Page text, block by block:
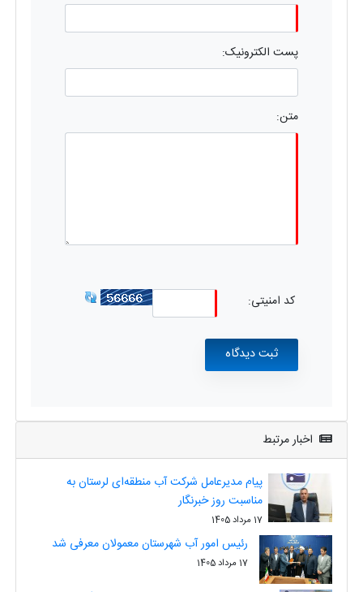
پست الکترونیک:
متن:
کد امنیتی:
اخبار مرتبط
پیام مدیرعامل شرکت آب منطقه‌ای لرستان به
مناسبت روز خبرنگار
17 مرداد 1405
رئیس امور آب شهرستان معمولان معرفی شد
17 مرداد 1405